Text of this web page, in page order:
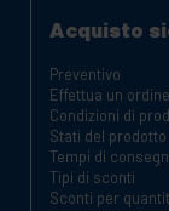
Acquisto
Preventivo
Effettua un ordine
Condizioni di
Stati del prodotto
Tempi di
Tipi di sconti
Sconti per